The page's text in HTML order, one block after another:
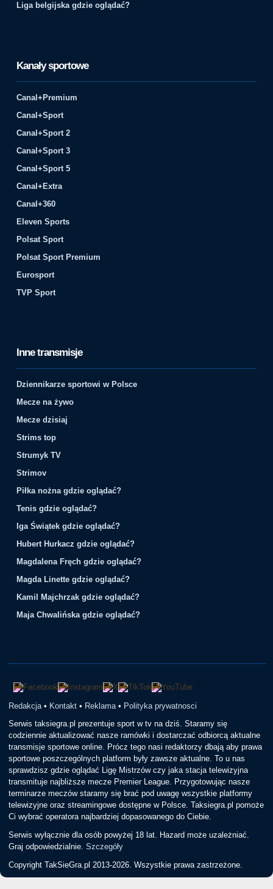
Liga belgijska gdzie oglądać?
Kanały sportowe
Canal+Premium
Canal+Sport
Canal+Sport 2
Canal+Sport 3
Canal+Sport 5
Canal+Extra
Canal+360
Eleven Sports
Polsat Sport
Polsat Sport Premium
Eurosport
TVP Sport
Inne transmisje
Dziennikarze sportowi w Polsce
Mecze na żywo
Mecze dzisiaj
Strims top
Strumyk TV
Strimov
Piłka nożna gdzie oglądać?
Tenis gdzie oglądać?
Iga Świątek gdzie oglądać?
Hubert Hurkacz gdzie oglądać?
Magdalena Fręch gdzie oglądać?
Magda Linette gdzie oglądać?
Kamil Majchrzak gdzie oglądać?
Maja Chwalińska gdzie oglądać?
Redakcja • Kontakt • Reklama • Polityka prywatnosci
Serwis taksiegra.pl prezentuje sport w tv na dziś. Staramy się
codziennie aktualizować nasze ramówki i dostarczać odbiorcą aktualne
transmisje sportowe online. Prócz tego nasi redaktorzy dbają aby prawa
sportowe poszczególnych platform były zawsze aktualne. To u nas
sprawdzisz gdzie oglądać Ligę Mistrzów czy jaka stacja telewizyjna
transmituje najbliższe mecze Premier League. Przygotowując nasze
terminarze meczów staramy się brać pod uwagę wszystkie platformy
telewizyjne oraz streamingowe dostępne w Polsce. Taksiegra.pl pomoże
Ci wybrać operatora najbardziej dopasowanego do Ciebie.
Serwis wyłącznie dla osób powyżej 18 lat. Hazard może uzależniać.
Graj odpowiedzialnie.Szczegóły
Copyright TakSieGra.pl 2013-2026. Wszystkie prawa zastrzeżone.